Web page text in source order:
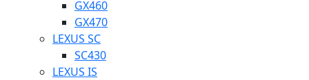
GX460
GX470
LEXUS SC
SC430
LEXUS IS